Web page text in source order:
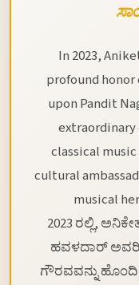
In 2023,
profound honor
upon Pandit
classical
cultural
musical
2023 ರಲ್ಲಿ,
ಹವಳದಾರ್
ಗೌರವವನ್ನು